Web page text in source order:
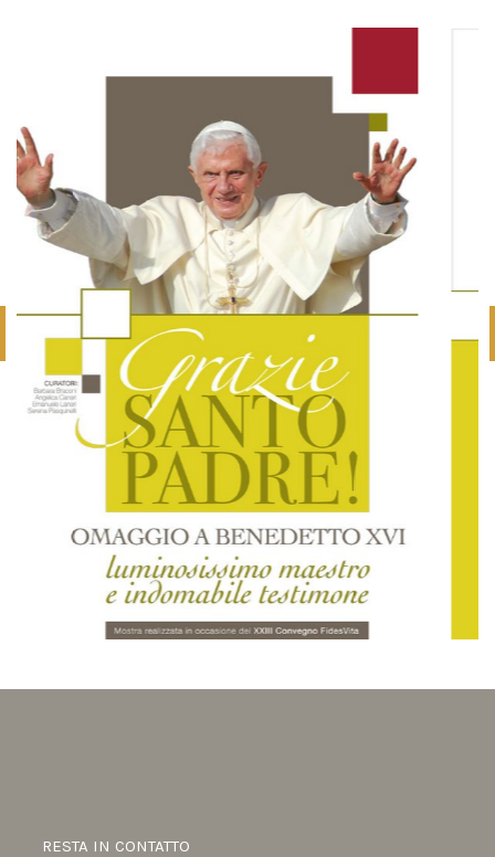
RESTA IN CONTATTO